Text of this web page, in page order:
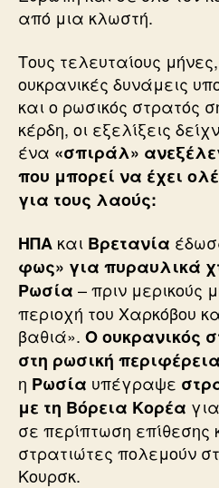
από μια κλωστή.
Τους τελευταίους
ουκρανικές δυνάμεις
και ο ρωσικός στρατός
κέρδη, οι εξελίξεις
ένα «σπιράλ»
που μπορεί να έχει
για τους λαούς:
ΗΠΑ και Βρετανία
φως» για πυραυλικά
Ρωσία – πριν μερικούς
περιοχή του Χαρκόβου
βαθιά». Ο ουκρανικός
στη ρωσική
η Ρωσία υπέγραψε
με τη Βόρεια Κορέα
σε περίπτωση επίθεσης
στρατιώτες πολεμούν
Κουρσκ.